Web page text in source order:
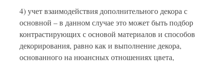
4) учет взаимодействия дополнительного декора с
основной – в данном случае это может быть подбор
контрастирующих с основой материалов и способов
декорирования, равно как и выполнение декора,
основанного на нюансных отношениях цвета,